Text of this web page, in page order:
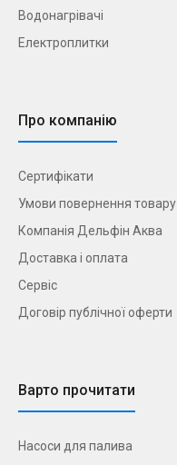
Водонагрівачі
Електроплитки
Про компанію
Сертифікати
Умови повернення товару
Компанія Дельфін Аква
Доставка і оплата
Сервіс
Договір публічної оферти
Варто прочитати
Насоси для палива